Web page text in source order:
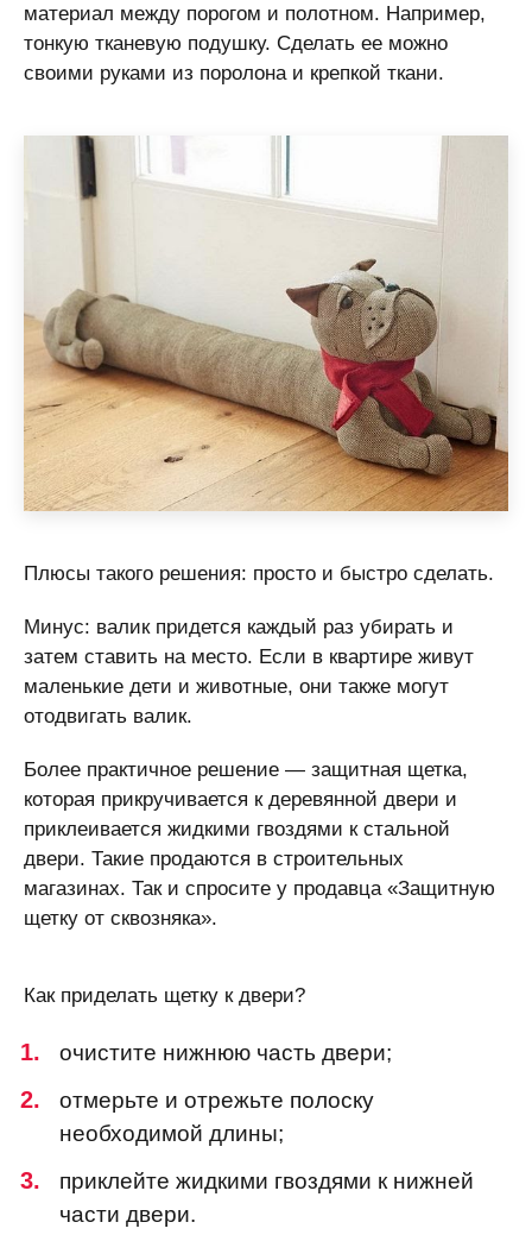
материал между порогом и полотном. Например,
тонкую тканевую подушку. Сделать ее можно
своими руками из поролона и крепкой ткани.
Плюсы такого решения: просто и быстро сделать.
Минус: валик придется каждый раз убирать и
затем ставить на место. Если в квартире живут
маленькие дети и животные, они также могут
отодвигать валик.
Более практичное решение ― защитная щетка,
которая прикручивается к деревянной двери и
приклеивается жидкими гвоздями к стальной
двери. Такие продаются в строительных
магазинах. Так и спросите у продавца «Защитную
щетку от сквозняка».
Как приделать щетку к двери?
очистите нижнюю часть двери;
отмерьте и отрежьте полоску
необходимой длины;
приклейте жидкими гвоздями к нижней
части двери.